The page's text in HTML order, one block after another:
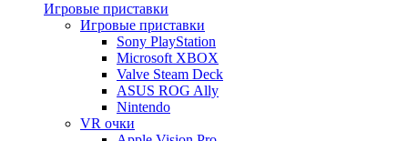
Игровые приставки
Игровые приставки
Sony PlayStation
Microsoft XBOX
Valve Steam Deck
ASUS ROG Ally
Nintendo
VR очки